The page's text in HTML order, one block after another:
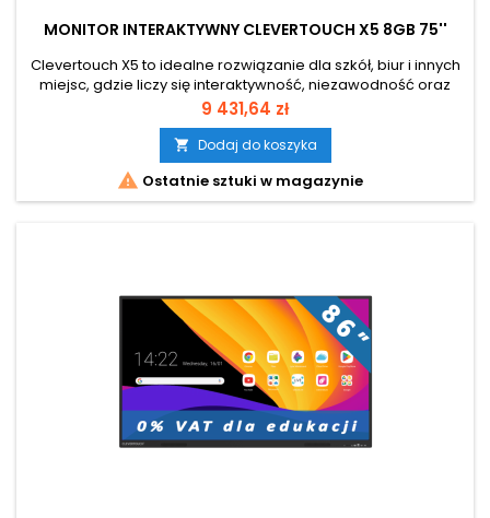
MONITOR INTERAKTYWNY CLEVERTOUCH X5 8GB 75''
Clevertouch X5 to idealne rozwiązanie dla szkół, biur i innych
miejsc, gdzie liczy się interaktywność, niezawodność oraz
nowoczesne funkcje w atrakcyjnej cenie. Dla edukacji zakup
z 0% VAT Przekątna ekranu 75 cali Android 14.0 Certyfikacja
Google EDLA!
Cena
9 431,64 zł
 Dodaj do koszyka
 Ostatnie sztuki w magazynie